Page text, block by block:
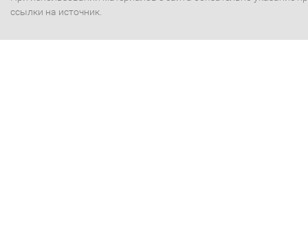
ссылки на источник.